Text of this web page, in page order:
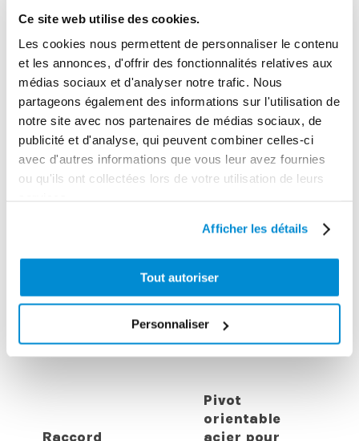
Ce site web utilise des cookies.
Les cookies nous permettent de personnaliser le contenu
et les annonces, d'offrir des fonctionnalités relatives aux
médias sociaux et d'analyser notre trafic. Nous
partageons également des informations sur l'utilisation de
notre site avec nos partenaires de médias sociaux, de
publicité et d'analyse, qui peuvent combiner celles-ci
avec d'autres informations que vous leur avez fournies
ou qu'ils ont collectées lors de votre utilisation de leurs
Afficher les détails
Tout autoriser
Personnaliser
Support fixe
pour enrouleur
AdBlue 8 m
Pompe ATEX 12
v
Raccord
Pivot
orientable
acier pour